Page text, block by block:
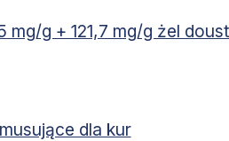
mg/g + 121,7 mg/g żel
dla kur